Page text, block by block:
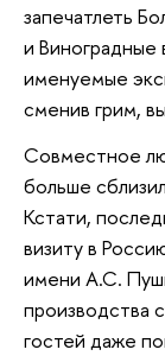
запечатлеть
и Виноградные
именуемые
сменив грим,
Совместное
больше
Кстати,
визиту в
имени А.С.
производства
гостей даже